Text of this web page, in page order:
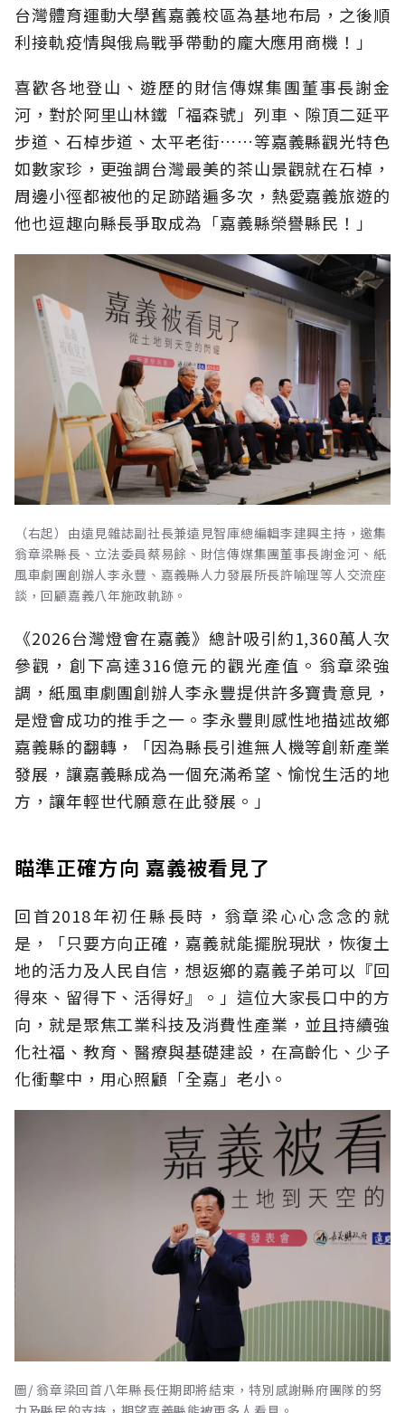
台灣體育運動大學舊嘉義校區為基地布局，之後順
利接軌疫情與俄烏戰爭帶動的龐大應用商機！」
喜歡各地登山、遊歷的財信傳媒集團董事長謝金
河，對於阿里山林鐵「福森號」列車、隙頂二延平
步道、石棹步道、太平老街……等嘉義縣觀光特色
如數家珍，更強調台灣最美的茶山景觀就在石棹，
周邊小徑都被他的足跡踏遍多次，熱愛嘉義旅遊的
他也逗趣向縣長爭取成為「嘉義縣榮譽縣民！」
（右起）由遠見雜誌副社長兼遠見智庫總編輯李建興主持，邀集
翁章梁縣長、立法委員蔡易餘、財信傳媒集團董事長謝金河、紙
風車劇團創辦人李永豐、嘉義縣人力發展所長許喻理等人交流座
談，回顧嘉義八年施政軌跡。
《2026台灣燈會在嘉義》總計吸引約1,360萬人次
參觀，創下高達316億元的觀光產值。翁章梁強
調，紙風車劇團創辦人李永豐提供許多寶貴意見，
是燈會成功的推手之一。李永豐則感性地描述故鄉
嘉義縣的翻轉，「因為縣長引進無人機等創新產業
發展，讓嘉義縣成為一個充滿希望、愉悅生活的地
方，讓年輕世代願意在此發展。」
瞄準正確方向 嘉義被看見了
回首2018年初任縣長時，翁章梁心心念念的就
是，「只要方向正確，嘉義就能擺脫現狀，恢復土
地的活力及人民自信，想返鄉的嘉義子弟可以『回
得來、留得下、活得好』。」這位大家長口中的方
向，就是聚焦工業科技及消費性產業，並且持續強
化社福、教育、醫療與基礎建設，在高齡化、少子
化衝擊中，用心照顧「全嘉」老小。
圖/ 翁章梁回首八年縣長任期即將結束，特別感謝縣府團隊的努